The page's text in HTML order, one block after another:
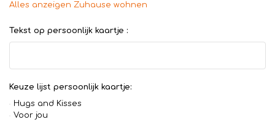
Alles anzeigen Zuhause wohnen
Tekst op persoonlijk kaartje :
Keuze lijst persoonlijk kaartje:
Hugs and Kisses
Voor jou